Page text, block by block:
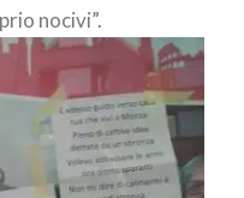
nocivi”.